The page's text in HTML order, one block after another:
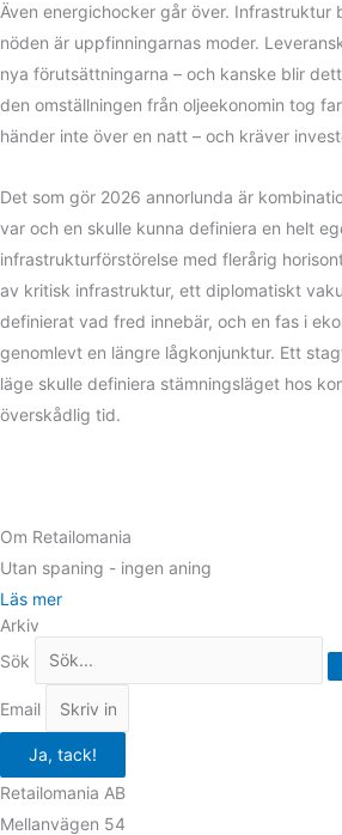
Även energichocker går över. Infrastruktur
nöden är uppfinningarnas moder.
nya förutsättningarna – och kanske blir
den omställningen från oljeekonomin tog
händer inte över en natt – och kräver
Det som gör 2026 annorlunda är
var och en skulle kunna definiera en helt
infrastrukturförstörelse med flerårig
av kritisk infrastruktur, ett diplomatiskt
definierat vad fred innebär, och en fas i
genomlevt en längre lågkonjunktur. Ett
läge skulle definiera stämningsläget hos
överskådlig tid.
Om Retailomania
Utan spaning - ingen aning
Läs mer
Arkiv
Sök
Email
Ja, tack!
Retailomania AB
Mellanvägen 54